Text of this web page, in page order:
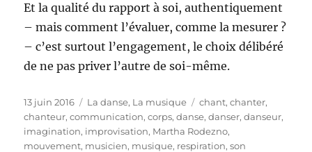
Et la qualité du rapport à soi, authentiquement
– mais comment l’évaluer, comme la mesurer ?
– c’est surtout l’engagement, le choix délibéré
de ne pas priver l’autre de soi-même.
Publié
le
13 juin 2016 Catégories
La danse, La musique Étiquettes
chant,chanter,
chanteur,communication,corps,danse,danser,danseur,
imagination, improvisation, Martha Rodezno,
mouvement, musicien, musique, respiration,son